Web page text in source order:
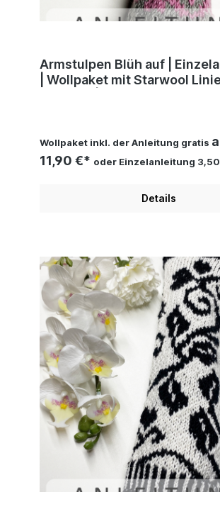
Armstulpen Blüh auf |
| Wollpaket mit Starwool Linie
Wollpaket inkl. der Anleitung gratis
11,90 €* oder Einzelanleitung
Details